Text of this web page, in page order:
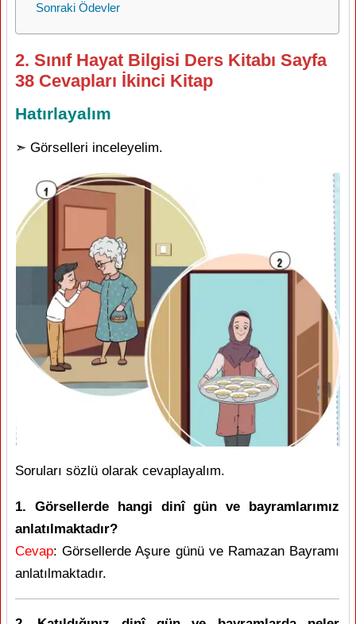
Sonraki Ödevler
2. Sınıf Hayat Bilgisi Ders Kitabı Sayfa
38 Cevapları İkinci Kitap
Hatırlayalım
➣ Görselleri inceleyelim.
Soruları sözlü olarak cevaplayalım.
1. Görsellerde hangi dinî gün ve bayramlarımız
anlatılmaktadır?
Cevap: Görsellerde Aşure günü ve Ramazan Bayramı
anlatılmaktadır.